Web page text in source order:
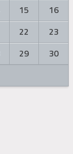
15
16
22
23
29
30